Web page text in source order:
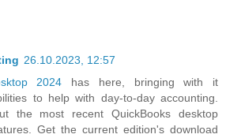
26.10.2023, 12:57
2024 has here, bringing with it
to help with day-to-day accounting.
the most recent QuickBooks desktop
Get the current edition's download